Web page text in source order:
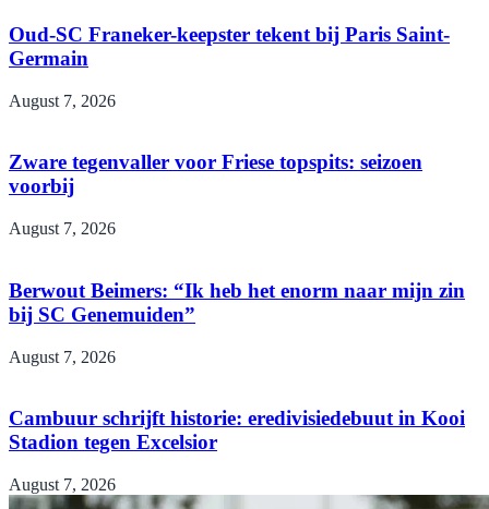
Oud-SC Franeker-keepster tekent bij Paris Saint-
Germain
August 7, 2026
Zware tegenvaller voor Friese topspits: seizoen
voorbij
August 7, 2026
Berwout Beimers: “Ik heb het enorm naar mijn zin
bij SC Genemuiden”
August 7, 2026
Cambuur schrijft historie: eredivisiedebuut in Kooi
Stadion tegen Excelsior
August 7, 2026